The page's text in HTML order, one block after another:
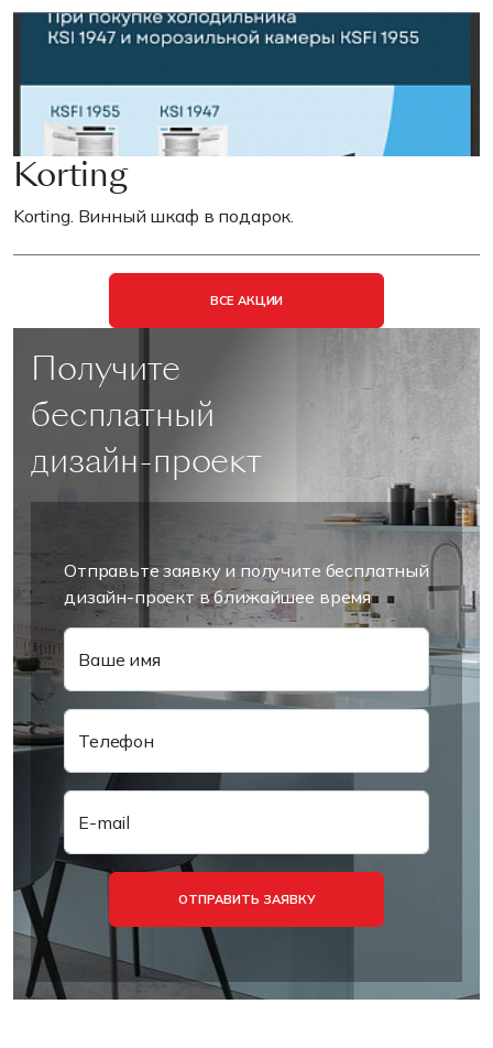
Korting
Korting. Винный шкаф в подарок.
ВСЕ АКЦИИ
Получите
бесплатный
дизайн-проект
Отправьте заявку и получите бесплатный
дизайн-проект в ближайшее время
Ваше имя
Телефон
E-mail
ОТПРАВИТЬ ЗАЯВКУ